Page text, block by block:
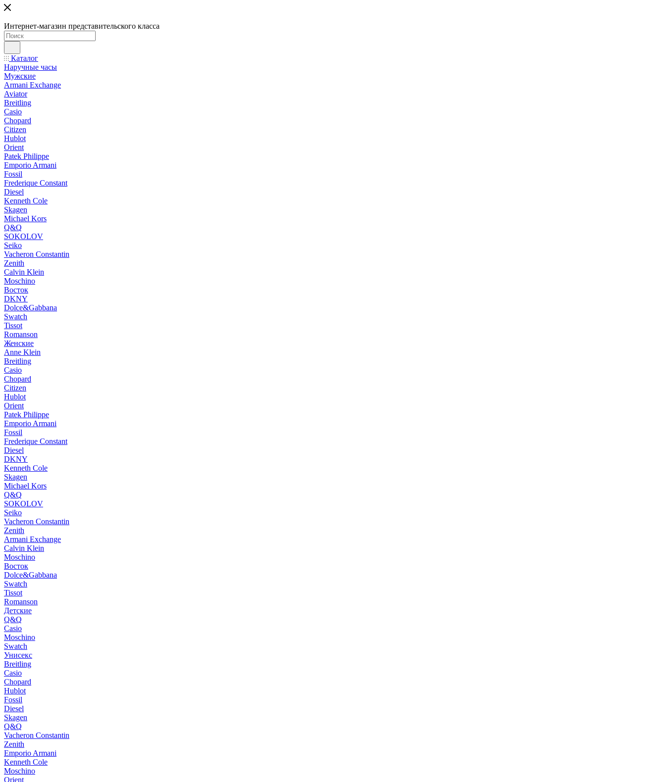
Интернет-магазин представительского класса
Каталог
Наручные часы
Мужские
Armani Exchange
Aviator
Breitling
Casio
Chopard
Citizen
Hublot
Orient
Patek Philippe
Emporio Armani
Fossil
Frederique Constant
Diesel
Kenneth Cole
Skagen
Michael Kors
Q&Q
SOKOLOV
Seiko
Vacheron Constantin
Zenith
Calvin Klein
Moschino
Восток
DKNY
Dolce&Gabbana
Swatch
Tissot
Romanson
Женские
Anne Klein
Breitling
Casio
Chopard
Citizen
Hublot
Orient
Patek Philippe
Emporio Armani
Fossil
Frederique Constant
Diesel
DKNY
Kenneth Cole
Skagen
Michael Kors
Q&Q
SOKOLOV
Seiko
Vacheron Constantin
Zenith
Armani Exchange
Calvin Klein
Moschino
Восток
Dolce&Gabbana
Swatch
Tissot
Romanson
Детские
Q&Q
Casio
Moschino
Swatch
Унисекс
Breitling
Casio
Chopard
Hublot
Fossil
Diesel
Skagen
Q&Q
Vacheron Constantin
Zenith
Emporio Armani
Kenneth Cole
Moschino
Orient